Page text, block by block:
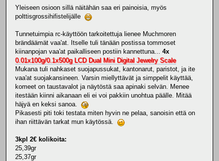
Yleiseen osioon sillä näitähän saa eri painoisia, myös
polttisgrossihifistelijälle
Tunnetuimpia rc-käyttöön tarkoitettuja lienee Muchmoren
brändäämät vaa'at. Itselle tuli tänään postissa tommoset
kiinanpojan vaa'at paikalliseen postiin kannettuna... 4x
0.01x100g/0.1x500g LCD Dual Mini Digital Jewelry Scale
Mukana tuli nahkaset suojapussukat, kantonarut, paristot, ja ite
vaa'at suojakansineen. Varsin miellyttävät ja simppelit käyttää,
komeet on taustavalot ja näytöstä saa apinaki selvän. Menee
itestään kiinni aikanaan eli ei voi pakkiin unohtua päälle. Mitää
häjyä en keksi sanoa.
Pikasesti piti toki testata miten hyvin ne pelaa, sanoisin että on
ihan riittävän tarkat mun käytössä.
3kpl 2€ kolikoita:
25,39gr
25,37gr